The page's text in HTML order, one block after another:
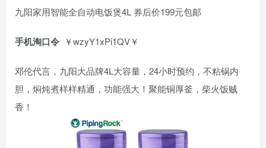
九阳家用智能全自动电饭煲4L 券后价199元包邮
手机淘口令 ￥wzyY1xPi1QV￥
邓伦代言，九阳大品牌4L大容量，24小时预约，不粘锅内
胆，焖炖煮样样精通，功能强大！聚能铜厚釜，柴火饭贼
香！